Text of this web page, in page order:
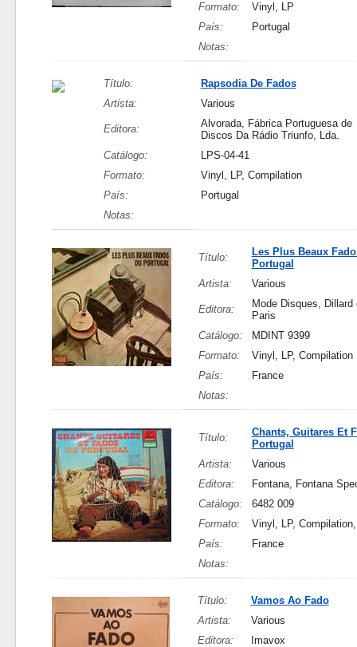
Formato:
Vinyl, LP
País:
Portugal
Notas:
Título:
Rapsodia De Fados
Artista:
Various
Editora:
Alvorada, Fábrica Portuguesa de
Discos Da Rádio Triunfo, Lda.
Catálogo:
LPS-04-41
Formato:
Vinyl, LP, Compilation
País:
Portugal
Notas:
Título:
Les Plus Beaux
Portugal
Artista:
Various
Editora:
Mode Disques,
Paris
Catálogo:
MDINT 9399
Formato:
Vinyl, LP, Compilation
País:
France
Notas:
Título:
Chants, Guitares Et
Portugal
Artista:
Various
Editora:
Fontana, Fontana
Catálogo:
6482 009
Formato:
Vinyl, LP,
País:
France
Notas:
Título:
Vamos Ao Fado
Artista:
Various
Editora:
Imavox